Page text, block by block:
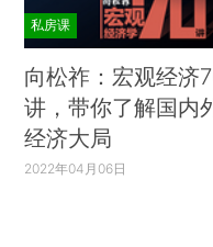
私房课
向松祚：宏观经济
讲，带你了解国内
经济大局
2022年04月06日